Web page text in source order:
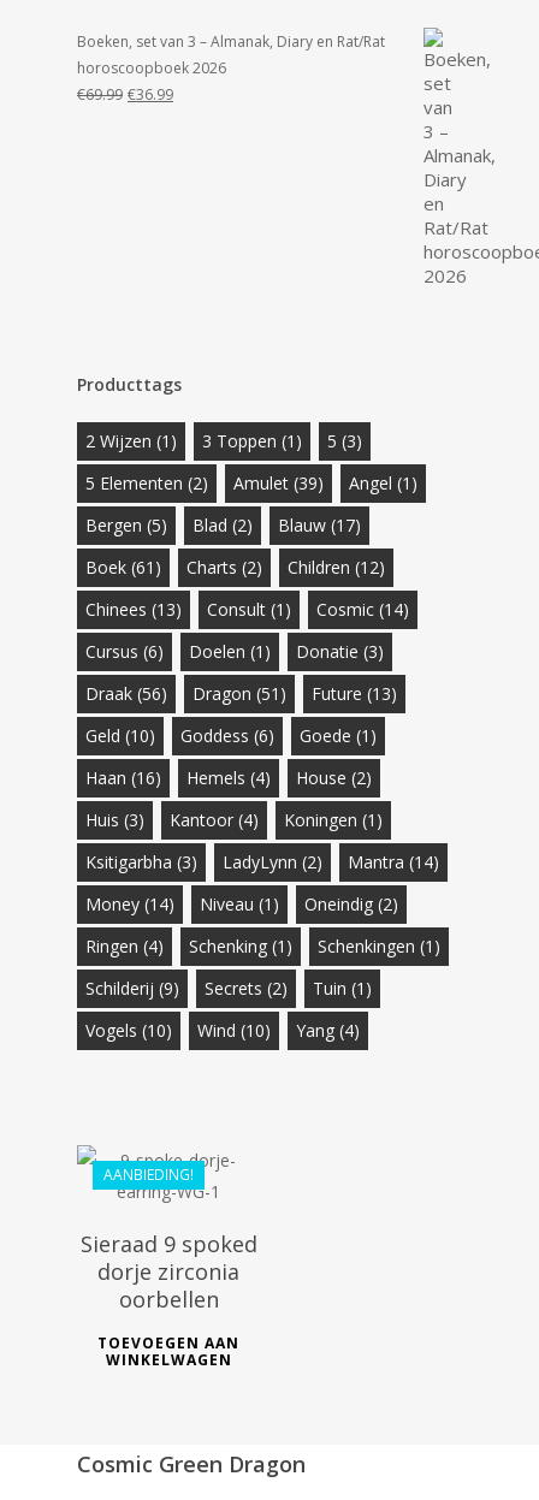
Boeken, set van 3 – Almanak, Diary en Rat/Rat
horoscoopboek 2026
€69.99 Oorspronkelijke
€36.99Huidige
Producttags
2 Wijzen (1) 3 Toppen (1) 5 (3)
5 Elementen (2) Amulet (39) Angel (1)
Bergen (5) Blad (2) Blauw (17)
Boek (61) Charts (2) Children (12)
Chinees (13) Consult (1) Cosmic (14)
Cursus (6) Doelen (1) Donatie (3)
Draak (56) Dragon (51) Future (13)
Geld (10) Goddess (6) Goede (1)
Haan (16) Hemels (4) House (2)
Huis (3) Kantoor (4) Koningen (1)
Ksitigarbha (3) LadyLynn (2) Mantra (14)
Money (14) Niveau (1) Oneindig (2)
Ringen (4) Schenking (1) Schenkingen (1)
Schilderij (9) Secrets (2) Tuin (1)
Vogels (10) Wind (10) Yang (4)
AANBIEDING!
€168.99
Sieraad 9 spoked
dorje zirconia
oorbellen
TOEVOEGEN AAN
WINKELWAGEN
Cosmic Green Dragon